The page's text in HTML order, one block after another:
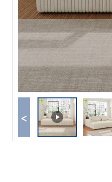
<